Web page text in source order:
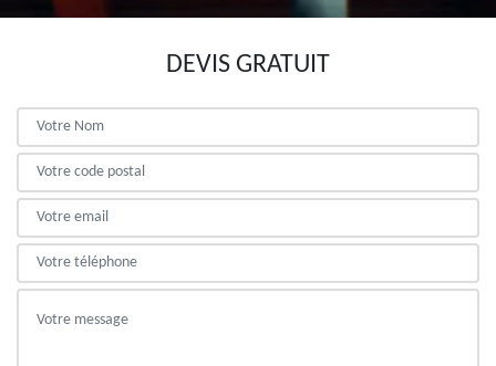
DEVIS GRATUIT